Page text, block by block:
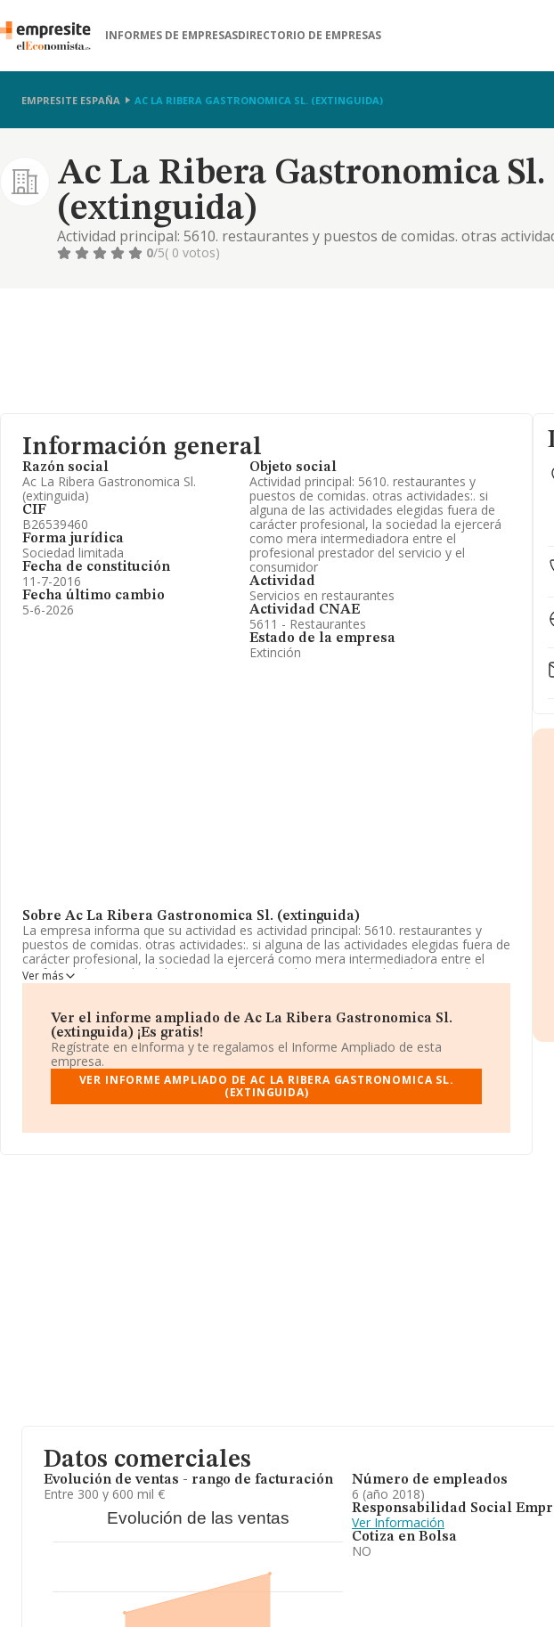
INFORMES DE EMPRESASDIRECTORIO DE EMPRESAS
EMPRESITE ESPAÑA AC LA RIBERA GASTRONOMICA SL. (EXTINGUIDA)
Ac La Ribera Gastronomica Sl.
(extinguida)
Actividad principal: 5610. restaurantes y puestos de comidas. otras
actividades elegidas fuera de carácter profesional, la sociedad la ejercerá
0/5( 0 votos)
Información general
Razón social
Ac La Ribera Gastronomica Sl.
(extinguida)
CIF
B26539460
Forma jurídica
Sociedad limitada
Fecha de constitución
11-7-2016
Fecha último cambio
5-6-2026
Objeto social
Actividad principal: 5610. restaurantes y
puestos de comidas. otras actividades:. si
alguna de las actividades elegidas fuera de
carácter profesional, la sociedad la ejercerá
como mera intermediadora entre el
profesional prestador del servicio y el
consumidor
Actividad
Servicios en restaurantes
Actividad CNAE
5611 - Restaurantes
Estado de la empresa
Extinción
Sobre Ac La Ribera Gastronomica Sl. (extinguida)
La empresa informa que su actividad es actividad principal: 5610. restaurantes y
puestos de comidas. otras actividades:. si alguna de las actividades elegidas fuera de
carácter profesional, la sociedad la ejercerá como mera intermediadora entre el
profesional prestador del servicio y el consumidor. La sociedad está registrada
como Sociedad Limitada. Clasifica su actividad CNAE como '%cnae%', código 5611.
La plantilla se ha reducido un 14% y atendiendo a los datos disponibles en
INFORMA, ese número ha estado por encima de la media de sector.
La empresa españolaAc La Ribera Gastronomica S.L. (extinguida), con número
de identificación fiscal B26539460, está situada en Calle Madre De Dios núm. 21 23,
(26004), en el municipio de Logroño, La Rioja.
En relación con el sector y disponiendo de los datos de hasta 142.938 empresas, en
Ver más
Ver el informe ampliado de Ac La Ribera Gastronomica Sl.
(extinguida) ¡Es gratis!
Regístrate en eInforma y te regalamos el Informe Ampliado de esta
empresa.
VER INFORME AMPLIADO DE AC LA RIBERA GASTRONOMICA SL.
(EXTINGUIDA)
Datos comerciales
Evolución de ventas - rango de facturación
Entre 300 y 600 mil €
Evolución de las ventas
Número de empleados
6 (año 2018)
Responsabilidad Social
Ver Información
Cotiza en Bolsa
NO